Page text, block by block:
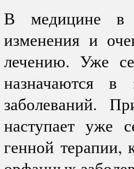
В медицине в
изменения и
лечению. Уже
назначаются в
заболеваний.
наступает уже
генной терапии,